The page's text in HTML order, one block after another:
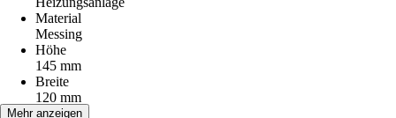
Material
Messing
Höhe
145 mm
Breite
120 mm
Länge
Mehr anzeigen